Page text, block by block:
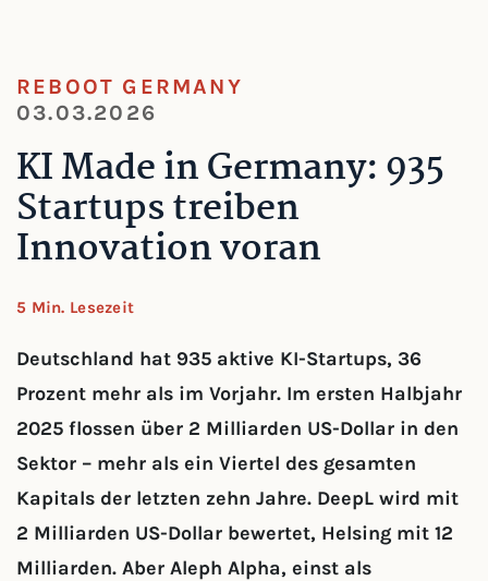
REBOOT GERMANY
03.03.2026
KI Made in Germany: 935
Startups treiben
Innovation voran
5 Min. Lesezeit
Deutschland hat 935 aktive KI-Startups, 36
Prozent mehr als im Vorjahr. Im ersten Halbjahr
2025 flossen über 2 Milliarden US-Dollar in den
Sektor – mehr als ein Viertel des gesamten
Kapitals der letzten zehn Jahre. DeepL wird mit
2 Milliarden US-Dollar bewertet, Helsing mit 12
Milliarden. Aber Aleph Alpha, einst als